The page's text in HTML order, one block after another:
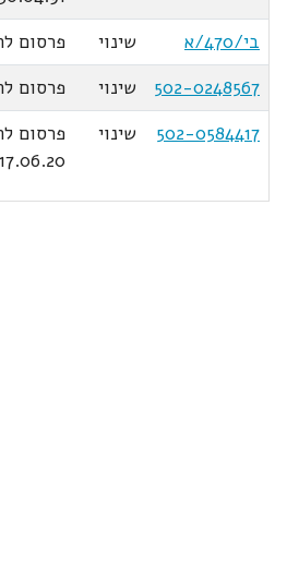
בי/470/א
שינוי
פרסום
502-0248567
שינוי
פרסום
502-0584417
שינוי
פרסום
17.06.20